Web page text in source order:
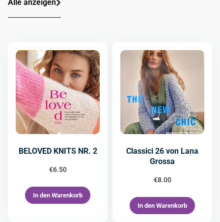
Alle anzeigen
BELOVED KNITS NR. 2
€6.50
In den Warenkorb
Classici 26 von Lana
Grossa
€8.00
In den Warenkorb